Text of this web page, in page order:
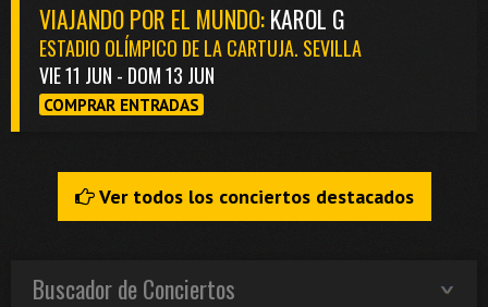
VIAJANDO POR EL MUNDO:KAROL G
ESTADIO OLÍMPICO DE LA CARTUJA. SEVILLA
VIE 11 JUN - DOM 13 JUN
COMPRAR ENTRADAS
Ver todos los conciertos destacados
Buscador de Conciertos